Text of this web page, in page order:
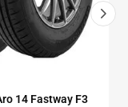
14 Fastway F3